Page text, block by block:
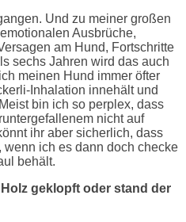
Und zu meiner großen
Ausbrüche,
am Hund, Fortschritte
sechs Jahren wird das auch
meinen Hund immer öfter
Inhalation innehält und
bin ich so perplex, dass
nicht auf
ihr aber sicherlich, dass
ich es dann doch checke
behält.
geklopft oder stand der